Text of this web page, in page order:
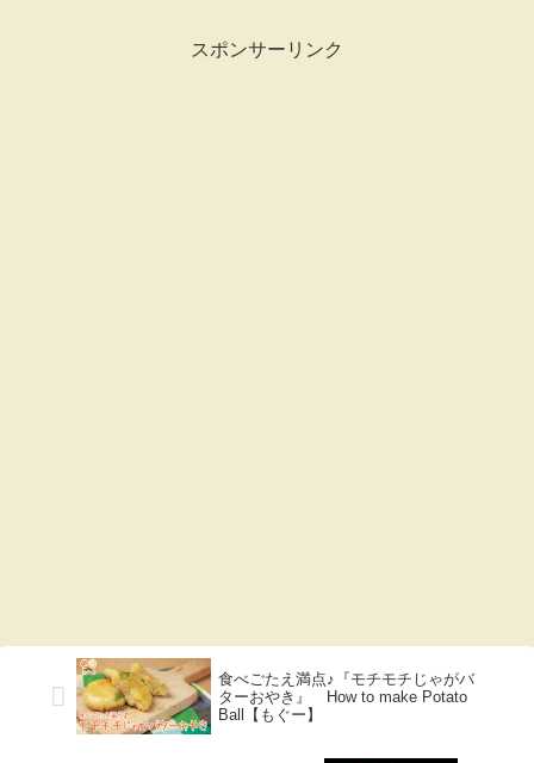
スポンサーリンク
食べごたえ満点♪『モチモチじゃがバ
ターおやき』 How to make Potato
Ball【もぐー】